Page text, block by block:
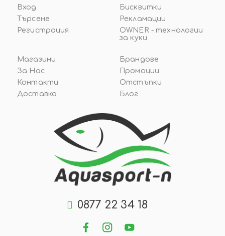
0877 22 34 18
Вход
Търсене
Регистрация
Бисквитки
Рекламации
OWNER - технологии
за куки
Магазини
За Нас
Контакти
Доставка
Брандове
Промоции
Отстъпки
Блог